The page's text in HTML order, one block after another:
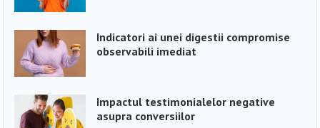
Indicatori ai unei digestii compromise
observabili imediat
Impactul testimonialelor negative
asupra conversiilor